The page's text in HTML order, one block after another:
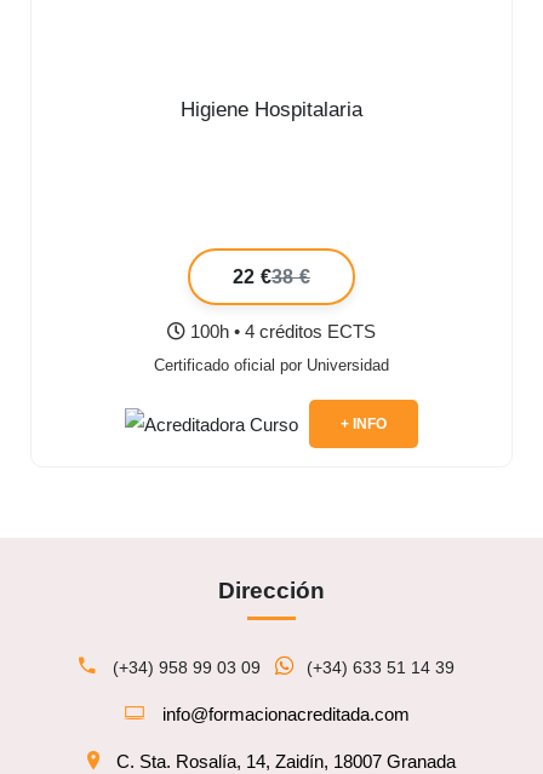
Higiene Hospitalaria
22 €38 €
100h • 4 créditos ECTS
Certificado oficial por Universidad
+ INFO
Dirección
(+34) 958 99 03 09 (+34) 633 51 14 39
info@formacionacreditada.com
C. Sta. Rosalía, 14, Zaidín, 18007 Granada